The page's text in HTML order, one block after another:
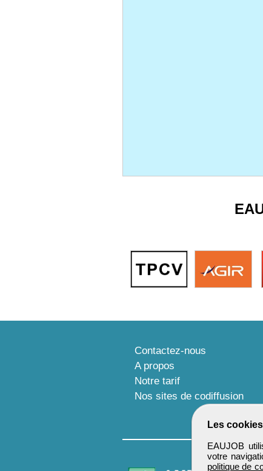
Les
EAUJOB
votre
politique de
Contactez-nous
A propos
Notre tarif
Nos sites de codiffusion